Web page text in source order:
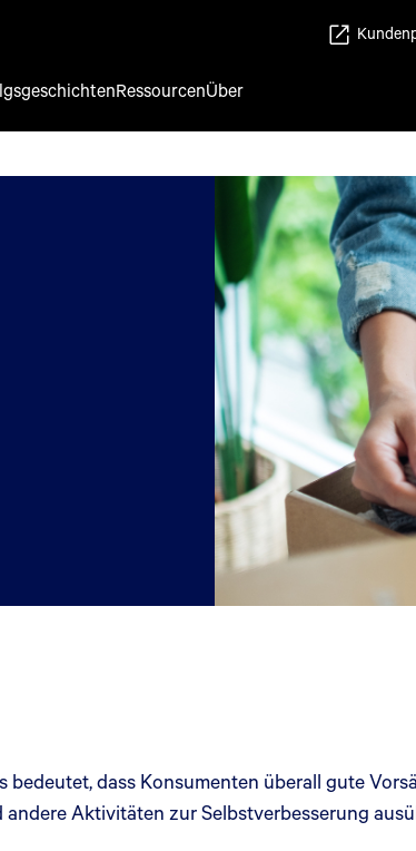
RessourcenÜber
dass Konsumenten überall gute
Aktivitäten zur Selbstverbesserung